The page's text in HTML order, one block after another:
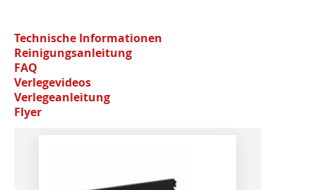
Technische Informationen
Reinigungsanleitung
FAQ
Verlegevideos
Verlegeanleitung
Flyer